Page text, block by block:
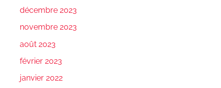
décembre 2023
novembre 2023
août 2023
février 2023
janvier 2022